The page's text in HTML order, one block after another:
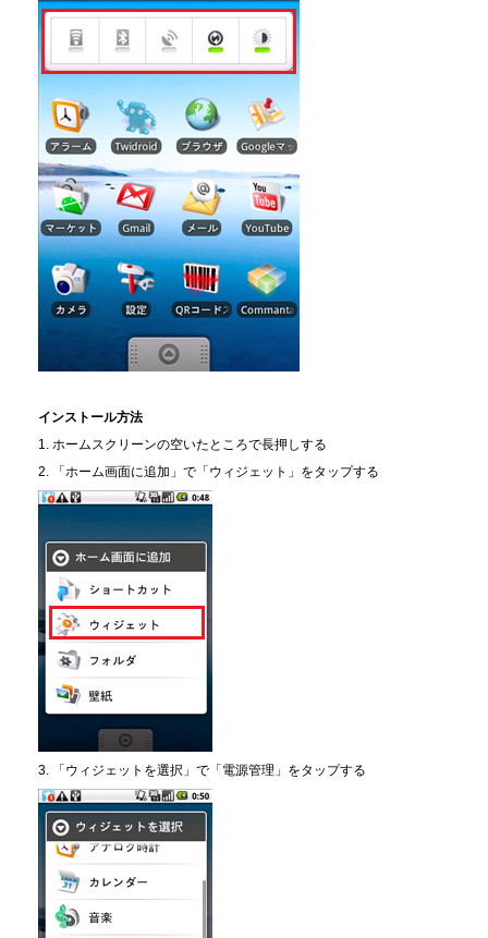
インストール方法
1. ホームスクリーンの空いたところで長押しする
2. 「ホーム画面に追加」で「ウィジェット」をタップする
3. 「ウィジェットを選択」で「電源管理」をタップする